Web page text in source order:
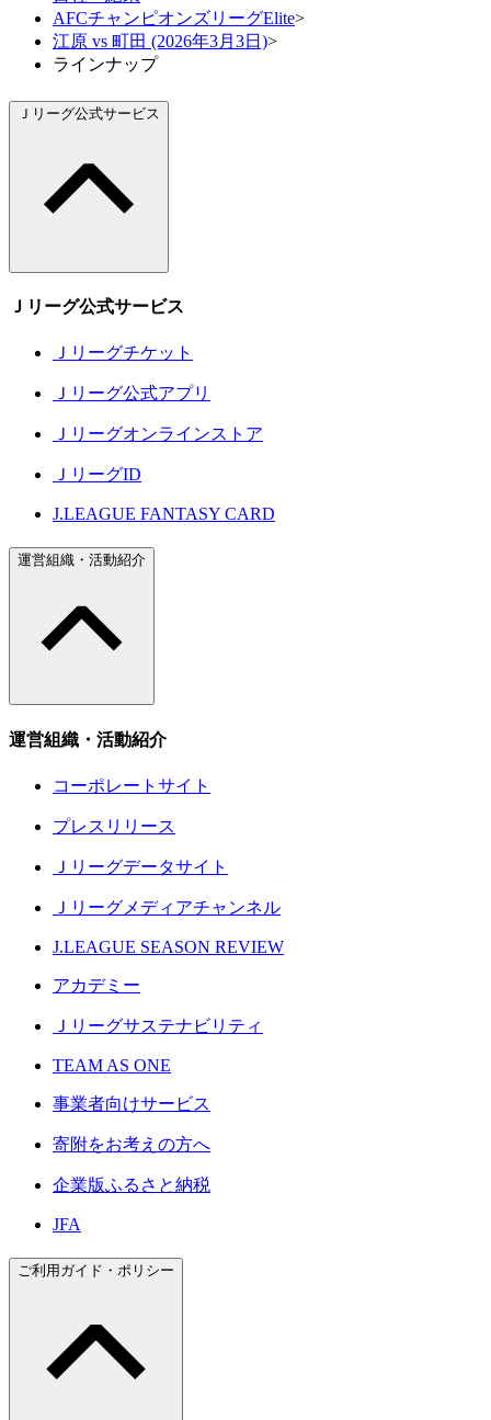
AFCチャンピオンズリーグElite>
江原 vs 町田 (2026年3月3日)>
ラインナップ
Ｊリーグ公式サービス
Ｊリーグ公式サービス
Ｊリーグチケット
Ｊリーグ公式アプリ
Ｊリーグオンラインストア
ＪリーグID
J.LEAGUE FANTASY CARD
運営組織・活動紹介
運営組織・活動紹介
コーポレートサイト
プレスリリース
Ｊリーグデータサイト
Ｊリーグメディアチャンネル
J.LEAGUE SEASON REVIEW
アカデミー
Ｊリーグサステナビリティ
TEAM AS ONE
事業者向けサービス
寄附をお考えの方へ
企業版ふるさと納税
JFA
ご利用ガイド・ポリシー